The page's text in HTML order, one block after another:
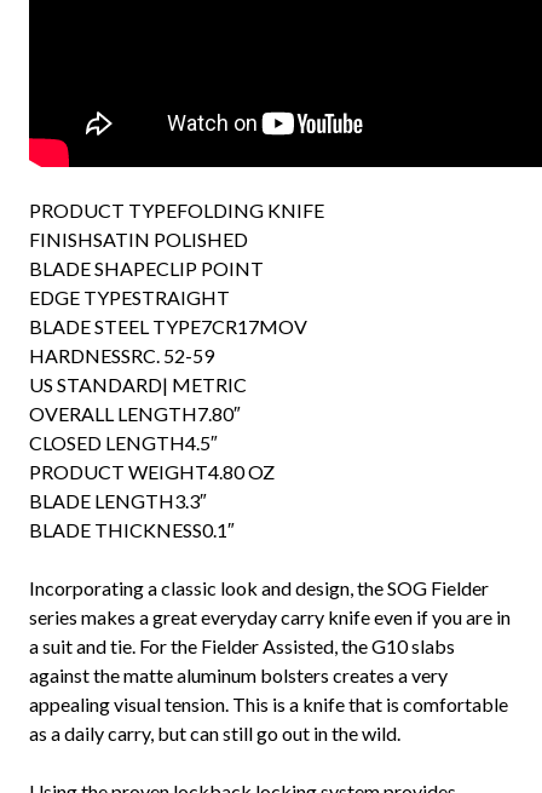
PRODUCT TYPEFOLDING KNIFE
FINISHSATIN POLISHED
BLADE SHAPECLIP POINT
EDGE TYPESTRAIGHT
BLADE STEEL TYPE7CR17MOV
HARDNESSRC. 52-59
US STANDARD| METRIC
OVERALL LENGTH7.80″
CLOSED LENGTH4.5″
PRODUCT WEIGHT4.80 OZ
BLADE LENGTH3.3″
BLADE THICKNESS0.1″
Incorporating a classic look and design, the SOG Fielder
series makes a great everyday carry knife even if you are in
a suit and tie. For the Fielder Assisted, the G10 slabs
against the matte aluminum bolsters creates a very
appealing visual tension. This is a knife that is comfortable
as a daily carry, but can still go out in the wild.